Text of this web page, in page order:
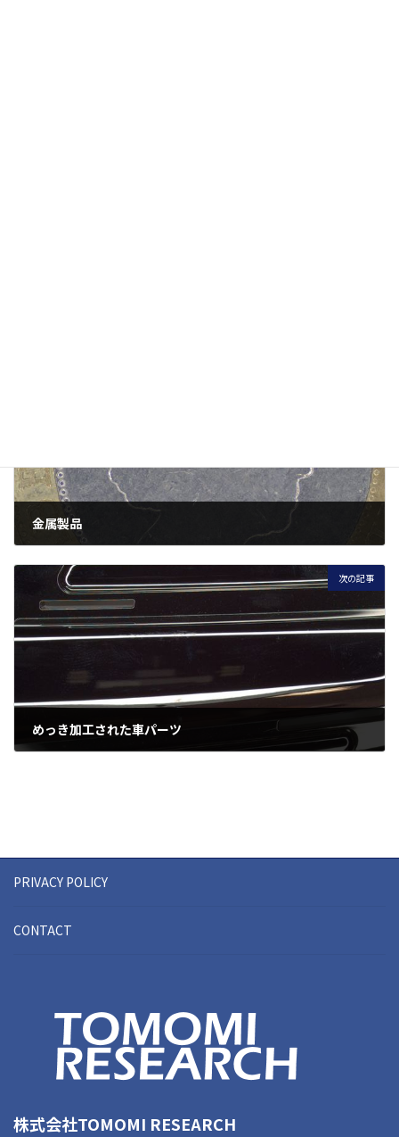
金属製品
次の記事
めっき加工された車パーツ
PRIVACY POLICY
CONTACT
株式会社TOMOMI RESEARCH